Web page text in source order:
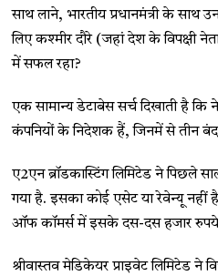
साथ लाने, भारतीय प्रधानमंत्री के
लिए कश्मीर दौरे (जहां देश के विपक्षी
में सफल रहा?
एक सामान्य डेटाबेस सर्च दिखाती है कि
कंपनियों के निदेशक हैं, जिनमें से तीन
ए2एन ब्रॉडकास्टिंग लिमिटेड ने पिछले
गया है. इसका कोई एसेट या रेवेन्यू
ऑफ कॉमर्स में इसके दस-दस हजार
श्रीवास्तव मेडिकेयर प्राइवेट लिमिटेड ने